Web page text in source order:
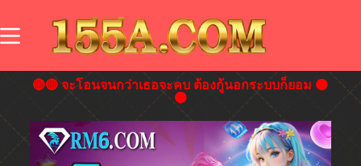
🔴🔴 จะโอนจนกว่าเธอจะคบ ต้องกู้นอกระบบก็ยอม 🟠
🟠